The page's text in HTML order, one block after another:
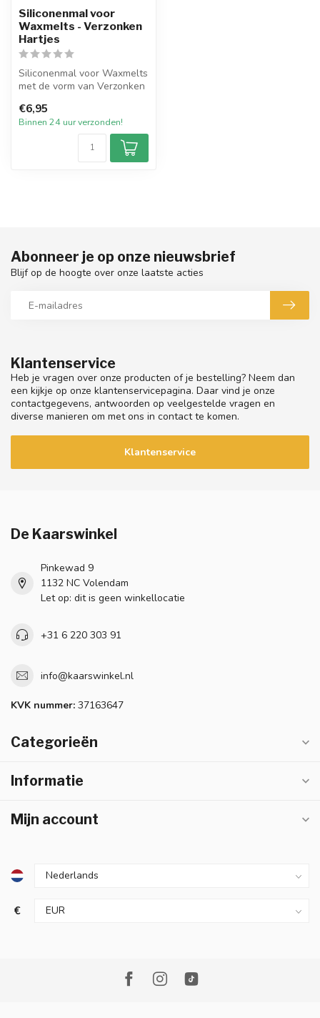
Siliconenmal voor
Waxmelts - Verzonken
Hartjes
Siliconenmal voor Waxmelts
met de vorm van Verzonken
€6,95
Binnen 24 uur verzonden!
Klantenservice
Heb je vragen over onze producten of je bestelling? Neem dan
een kijkje op onze klantenservicepagina. Daar vind je onze
contactgegevens, antwoorden op veelgestelde vragen en
diverse manieren om met ons in contact te komen.
Klantenservice
Abonneer je op onze nieuwsbrief
Blijf op de hoogte over onze laatste acties
De Kaarswinkel
Pinkewad 9
1132 NC Volendam
Let op: dit is geen winkellocatie
+31 6 220 303 91
info@kaarswinkel.nl
KVK nummer: 37163647
Categorieën
Informatie
Mijn account
€